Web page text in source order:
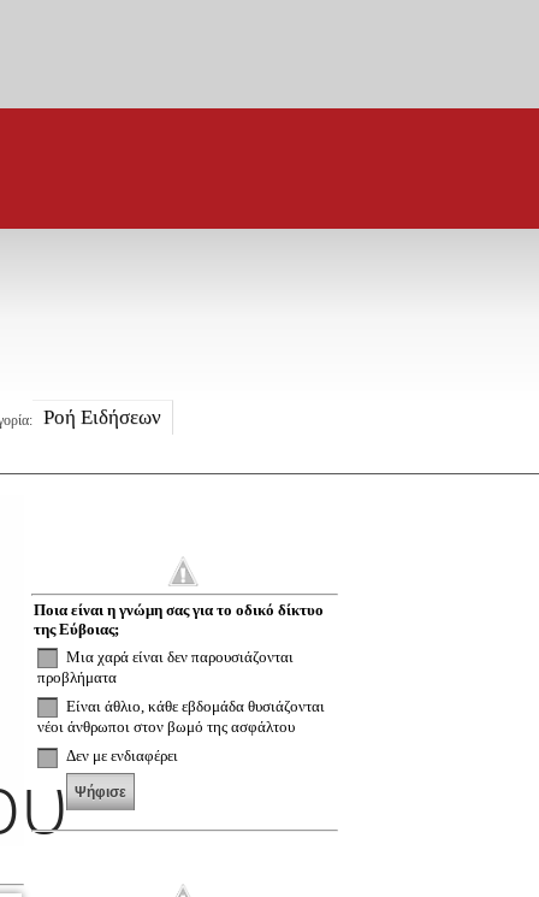
Ροή Ειδήσεων
Ποια είναι η γνώμη σας για το οδικό δίκτυο
της Εύβοιας;
Μια χαρά είναι δεν παρουσιάζονται
προβλήματα
Είναι άθλιο, κάθε εβδομάδα θυσιάζονται
νέοι άνθρωποι στον βωμό της ασφάλτου
Δεν με ενδιαφέρει
Ψήφισε